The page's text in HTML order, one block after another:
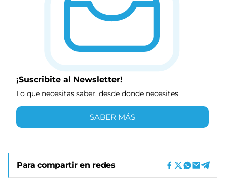
¡Suscribite al Newsletter!
Lo que necesitas saber, desde donde necesites
SABER MÁS
Para compartir en redes